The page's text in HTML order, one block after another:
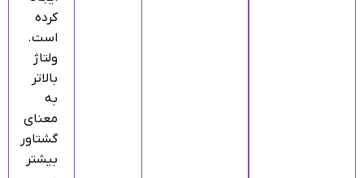
کرده
است.
ولتاژ
بالاتر
به
معنای
گشتاور
بیشتر